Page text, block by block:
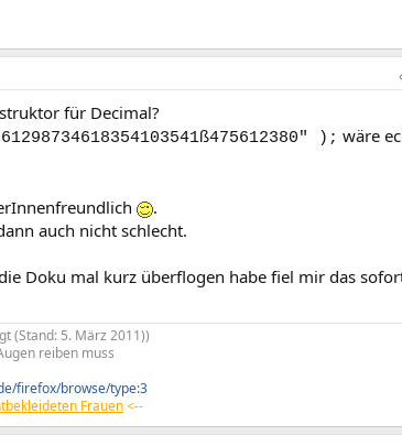
für Decimal?
); wäre
.
auch nicht schlecht.
Doku mal kurz überflogen habe fiel mir das
(Stand: 5. März 2011))
reiben muss
firefox/browse/type:3
Frauen<--